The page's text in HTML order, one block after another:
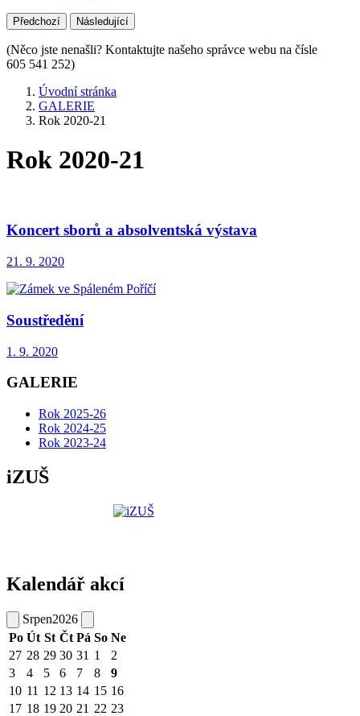
Předchozí Následující
(Něco jste nenašli? Kontaktujte našeho správce webu na čísle
605 541 252)
Úvodní stránka
GALERIE
Rok 2020-21
Rok 2020-21
Koncert sborů a absolventská výstava
21. 9. 2020
Soustředění
1. 9. 2020
GALERIE
Rok 2025-26
Rok 2024-25
Rok 2023-24
iZUŠ
Kalendář akcí
Srpen2026
Po Út St Čt Pá So Ne
27 28 29 30 31 1
2
3
4 5 6 7 8
9
10 11 12 13 14 15 16
17 18 19 20 21 22 23